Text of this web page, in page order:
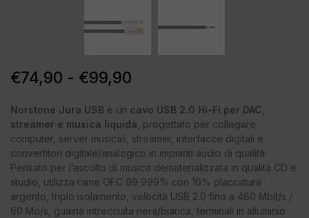
€74,90 - €99,90
Norstone Jura USB è un cavo USB 2.0 Hi-Fi per DAC,
streamer e musica liquida , progettato per collegare
computer, server musicali, streamer, interfacce digitali e
convertitori digitale/analogico in impianti audio di qualità.
Pensato per l’ascolto di musica dematerializzata in qualità CD e
studio, utilizza rame OFC 99,999% con 10% placcatura
argento, triplo isolamento, velocità USB 2.0 fino a 480 Mbit/s /
60 Mo/s, guaina intrecciata nera/bianca, terminali in alluminio